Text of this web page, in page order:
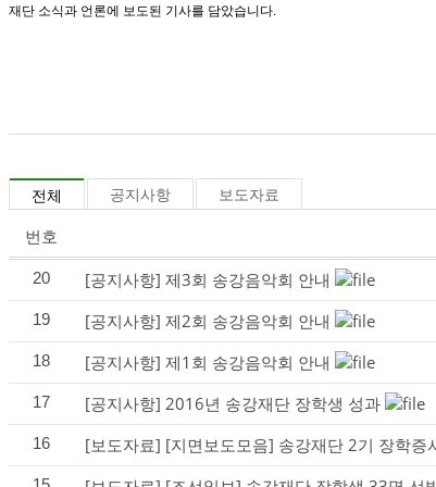
재단 소식과 언론에 보도된 기사를 담았습니다.
전체 공지사항 보도자료
번호
20 [공지사항] 제3회 송강음악회 안내
19 [공지사항] 제2회 송강음악회 안내
18 [공지사항] 제1회 송강음악회 안내
17 [공지사항] 2016년 송강재단 장학생 성과
16 [보도자료] [지면보도모음] 송강재단 2기 장학증